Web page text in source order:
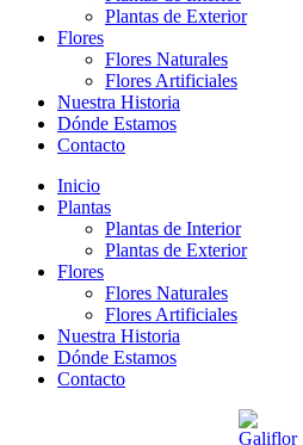
Plantas de Exterior
Flores
Flores Naturales
Flores Artificiales
Nuestra Historia
Dónde Estamos
Contacto
Inicio
Plantas
Plantas de Interior
Plantas de Exterior
Flores
Flores Naturales
Flores Artificiales
Nuestra Historia
Dónde Estamos
Contacto